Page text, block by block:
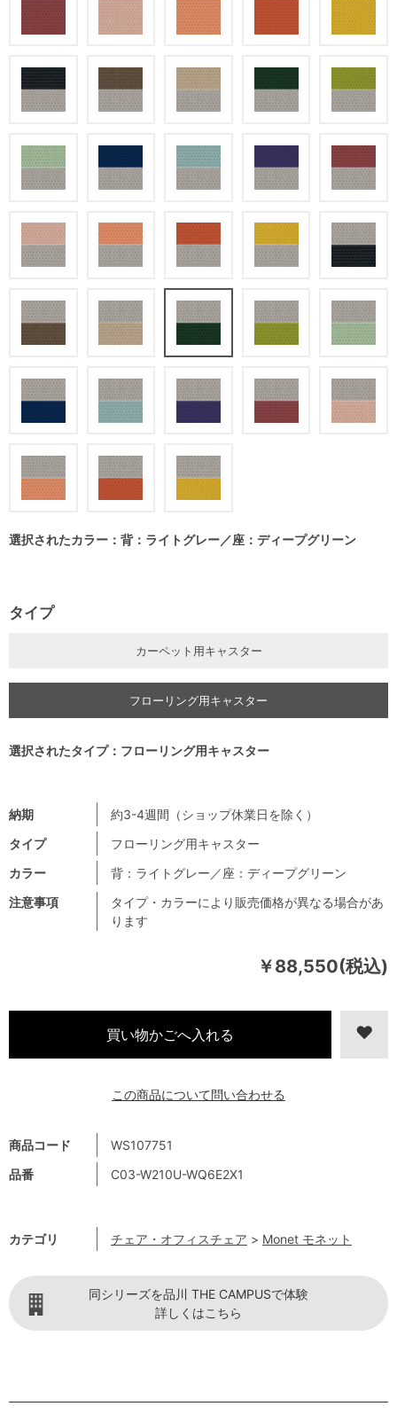
￥88,550(税込)
商品コード
WS107751
品番
C03-W210U-WQ6E2X1
カテゴリ チェア・オフィスチェア > Monet モネット
注意事項
タイプ・カラーにより販売価格が異なる場合があ
ります
納期
約3-4週間（ショップ休業日を除く）
タイプ
フローリング用キャスター
カラー
背：ライトグレー／座：ディープグリーン
選択されたカラー：背：ライトグレー／座：ディープグリーン
タイプ
カーペット用キャスター
フローリング用キャスター
選択されたタイプ：フローリング用キャスター
この商品について問い合わせる
同シリーズを品川 THE CAMPUSで体験
詳しくはこちら